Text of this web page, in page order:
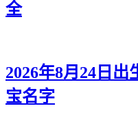
全
2026年8月24日
宝名字